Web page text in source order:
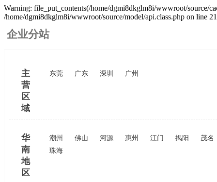
Warning: file_put_contents(/home/dgmi8dkglm8i/wwwroot/source/
/home/dgmi8dkglm8i/wwwroot/source/model/api.class.php on line
企业分站
主
营
区
域
东莞 广东 深圳 广州
华
南
地
区
潮州 佛山 河源 惠州 江门 揭阳
茂名
珠海